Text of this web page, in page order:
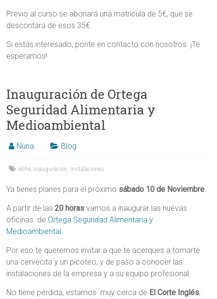
Previo al curso se abonará una matrícula de 5€, que se
descontará de esos 35€.
Si estás interesado, ponte en contacto con nosotros. ¡Te
esperamos!
Inauguración de Ortega
Seguridad Alimentaria y
Medioambiental
Nuria Blog
elche inauguráción instalaciones
Ya tienes planes para el próximo sábado 10 de Noviembre
A partir de las20 horas vamos a inaugurar las nuevas
oficinas de Ortega Seguridad Alimentaria y
Medioambiental
Por eso te queremos invitar a que te acerques a tomarte
una cervecita y un picoteo, y de paso a conocer las
instalaciones de la empresa y a su equipo profesional.
No tiene pérdida, estamos muy cerca de El Corte Inglés,